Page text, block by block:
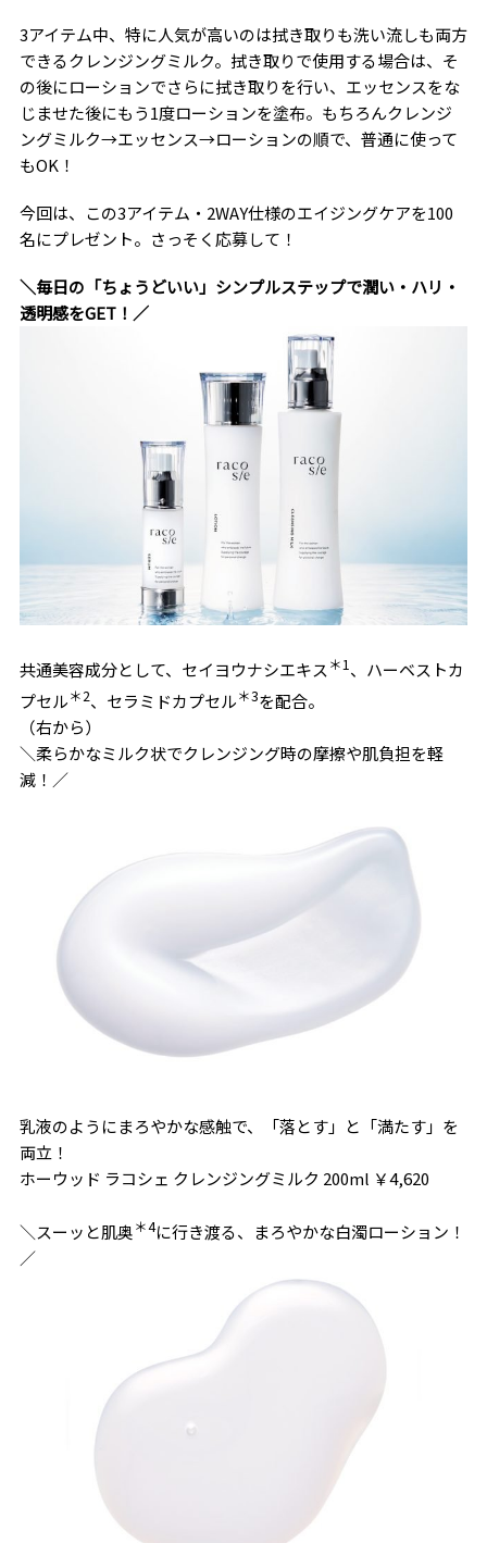
3アイテム中、特に人気が高いのは拭き取りも洗い流しも両方
できるクレンジングミルク。拭き取りで使用する場合は、そ
の後にローションでさらに拭き取りを行い、エッセンスをな
じませた後にもう1度ローションを塗布。もちろんクレンジ
ングミルク→エッセンス→ローションの順で、普通に使って
もOK！
今回は、この3アイテム・2WAY仕様のエイジングケアを100
名にプレゼント。さっそく応募して！
＼毎日の「ちょうどいい」シンプルステップで潤い・ハリ・
透明感をGET！／
共通美容成分として、セイヨウナシエキス＊1、ハーベストカ
プセル＊2、セラミドカプセル＊3を配合。
（右から）
＼柔らかなミルク状でクレンジング時の摩擦や肌負担を軽
減！／
乳液のようにまろやかな感触で、「落とす」と「満たす」を
両立！
ホーウッド ラコシェ クレンジングミルク 200ml ￥4,620
＼スーッと肌奥＊4に行き渡る、まろやかな白濁ローション！
／